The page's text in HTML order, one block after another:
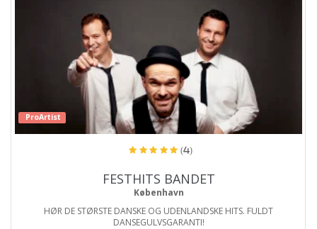
ProArtist
(4)
FESTHITS BANDET
København
HØR DE STØRSTE DANSKE OG UDENLANDSKE HITS. FULDT
DANSEGULVSGARANTI!